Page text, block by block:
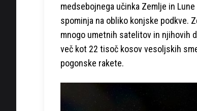
medsebojnega učinka Zemlje in
spominja na obliko konjske podkve.
mnogo umetnih satelitov in njihovih
več kot 22 tisoč kosov vesoljskih
pogonske rakete.